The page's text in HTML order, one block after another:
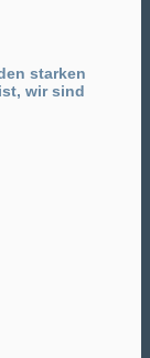
starken
wir sind